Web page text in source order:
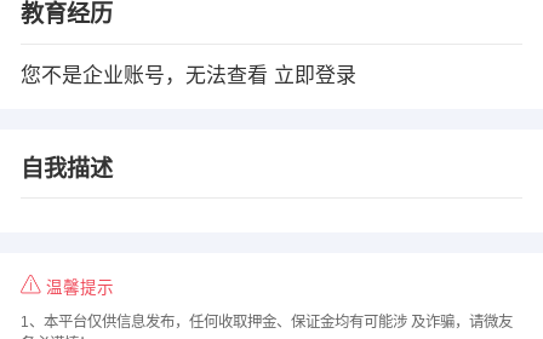
教育经历
您不是企业账号，无法查看 立即登录
自我描述
温馨提示
1、本平台仅供信息发布，任何收取押金、保证金均有可能涉 及诈骗，请微友